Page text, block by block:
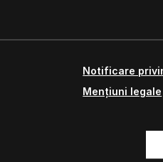
Notificare
Mențiuni legale